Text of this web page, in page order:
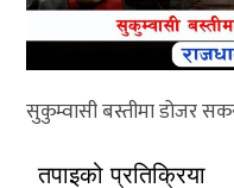
सुकुम्वासी बस्तीमा डोजर
तपाइको प्रतिक्रिया